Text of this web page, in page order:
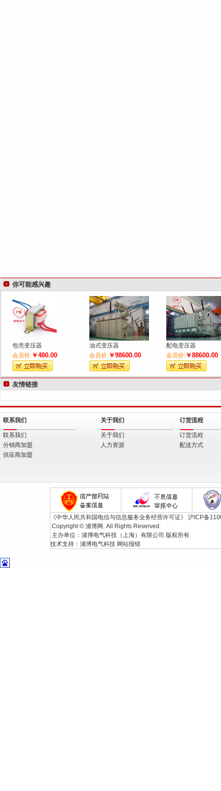
你可能感兴趣
包壳变压器
会员价: ￥480.00
油式变压器
会员价: ￥98600.00
配电变压器
会员价: ￥88600.00
友情链接
联系我们
联系我们
分销商加盟
供应商加盟
关于我们
关于我们
人力资源
订货流程
订货流程
配送方式
《中华人民共和国电信与信息服务业务经营许可证》 沪ICP备
Copyright © 浦博网. All Rights Reserved.
主办单位：浦博电气科技（上海）有限公司 版权所有
技术支持： 浦博电气科技 网站报错